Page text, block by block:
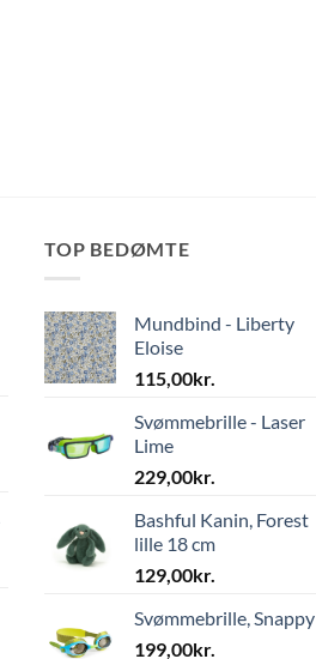
TOP BEDØMTE
Mundbind - Liberty
Eloise
115,00kr.
Svømmebrille - Laser
Lime
229,00kr.
Bashful Kanin, Forest
lille 18 cm
129,00kr.
Svømmebrille, Snappy
199,00kr.